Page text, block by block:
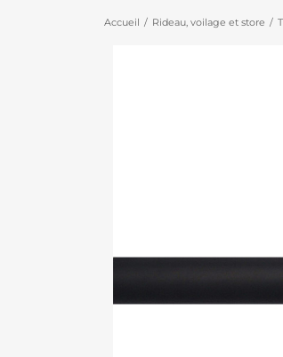
Accueil Rideau, voilage et store